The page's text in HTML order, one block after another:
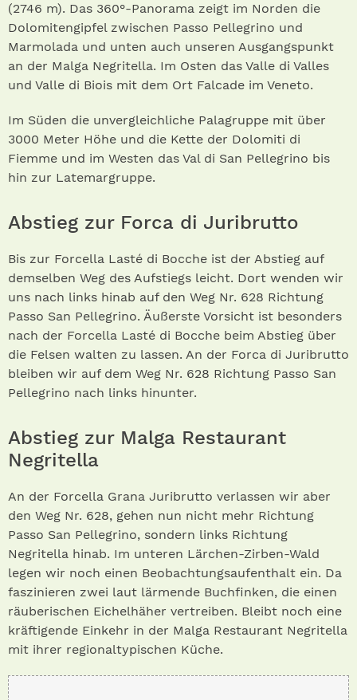
(2746 m). Das 360°-Panorama zeigt im Norden die
Dolomitengipfel zwischen Passo Pellegrino und
Marmolada und unten auch unseren Ausgangspunkt
an der Malga Negritella. Im Osten das Valle di Valles
und Valle di Biois mit dem Ort Falcade im Veneto.
Im Süden die unvergleichliche Palagruppe mit über
3000 Meter Höhe und die Kette der Dolomiti di
Fiemme und im Westen das Val di San Pellegrino bis
hin zur Latemargruppe.
Abstieg zur Forca di Juribrutto
Bis zur Forcella Lasté di Bocche ist der Abstieg auf
demselben Weg des Aufstiegs leicht. Dort wenden wir
uns nach links hinab auf den Weg Nr. 628 Richtung
Passo San Pellegrino. Äußerste Vorsicht ist besonders
nach der Forcella Lasté di Bocche beim Abstieg über
die Felsen walten zu lassen. An der Forca di Juribrutto
bleiben wir auf dem Weg Nr. 628 Richtung Passo San
Pellegrino nach links hinunter.
Abstieg zur Malga Restaurant
Negritella
An der Forcella Grana Juribrutto verlassen wir aber
den Weg Nr. 628, gehen nun nicht mehr Richtung
Passo San Pellegrino, sondern links Richtung
Negritella hinab. Im unteren Lärchen-Zirben-Wald
legen wir noch einen Beobachtungsaufenthalt ein. Da
faszinieren zwei laut lärmende Buchfinken, die einen
räuberischen Eichelhäher vertreiben. Bleibt noch eine
kräftigende Einkehr in der Malga Restaurant Negritella
mit ihrer regionaltypischen Küche.